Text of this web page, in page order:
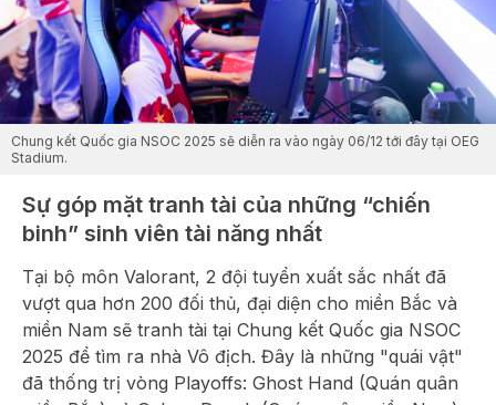
Chung kết Quốc gia NSOC 2025 sẽ diễn ra vào ngày 06/12 tới đây tại OEG
Stadium.
Sự góp mặt tranh tài của những “chiến
binh” sinh viên tài năng nhất
Tại bộ môn Valorant, 2 đội tuyển xuất sắc nhất đã
vượt qua hơn 200 đối thủ, đại diện cho miền Bắc và
miền Nam sẽ tranh tài tại Chung kết Quốc gia NSOC
2025 để tìm ra nhà Vô địch. Đây là những "quái vật"
đã thống trị vòng Playoffs: Ghost Hand (Quán quân